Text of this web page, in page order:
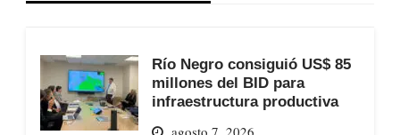
Río Negro consiguió US$ 85
millones del BID para
infraestructura productiva